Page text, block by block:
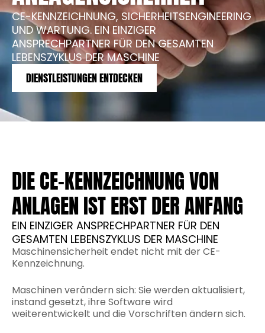
CE-KENNZEICHNUNG, SICHERHEITSENGINEERING
UND WARTUNG. EIN EINZIGER
ANSPRECHPARTNER FÜR DEN GESAMTEN
LEBENSZYKLUS DER MASCHINE
DIENSTLEISTUNGEN ENTDECKEN
DIE CE-KENNZEICHNUNG VON
ANLAGEN IST ERST DER ANFANG
EIN EINZIGER ANSPRECHPARTNER FÜR DEN
GESAMTEN LEBENSZYKLUS DER MASCHINE
Maschinensicherheit endet nicht mit der CE-
Kennzeichnung.
Maschinen verändern sich: Sie werden aktualisiert,
instand gesetzt, ihre Software wird
weiterentwickelt und die Vorschriften ändern sich.